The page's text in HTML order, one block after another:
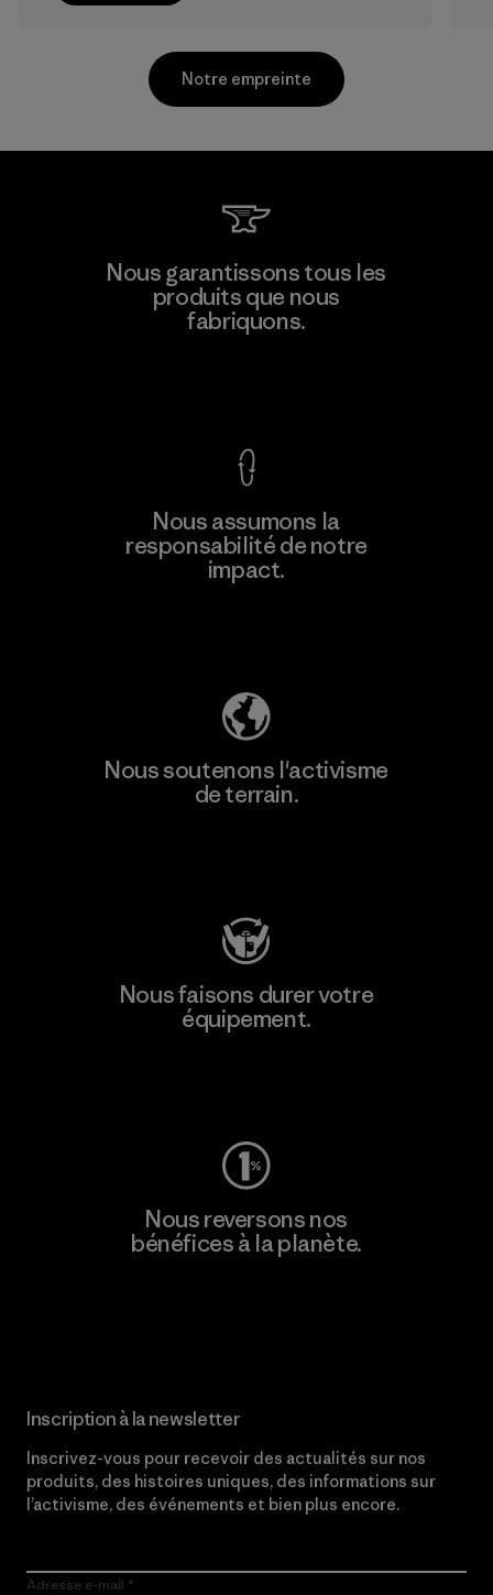
Kwang Viet Garment Co., Ltd
Notre empreinte
Nous garantissons tous les
produits que nous
fabriquons.
Nous assumons la
responsabilité de notre
impact.
Nous soutenons l'activisme
de terrain.
Nous faisons durer votre
équipement.
Nous reversons nos
bénéfices à la planète.
Inscription à la newsletter
Inscrivez-vous pour recevoir des actualités sur nos
produits, des histoires uniques, des informations sur
l’activisme, des événements et bien plus encore.
Adresse e-mail